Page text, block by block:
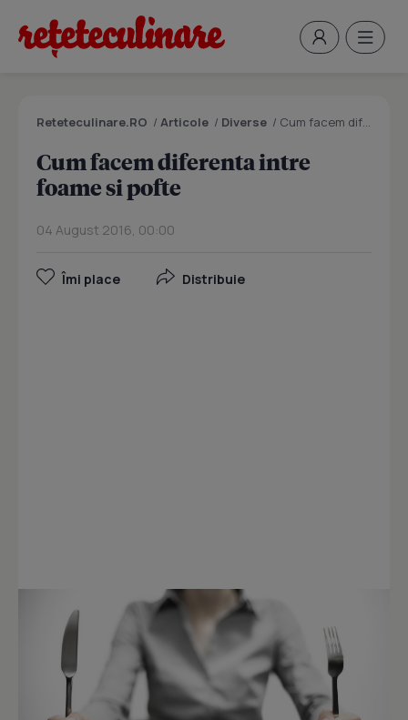
Reteteculinare.RO / Articole / Diverse / Cum facem diferenta intre foame si pofte
Cum facem diferenta intre
foame si pofte
04 August 2016, 00:00
Îmi place Distribuie